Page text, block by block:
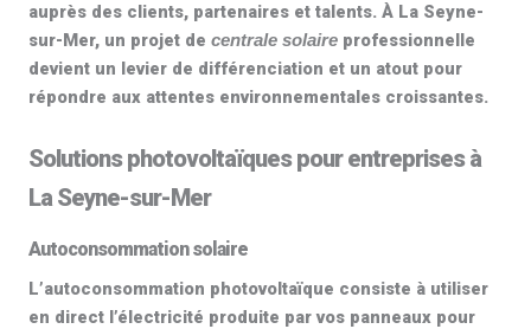
auprès des clients, partenaires et talents. À La Seyne-
sur-Mer, un projet de centrale solaire professionnelle
devient un levier de différenciation et un atout pour
répondre aux attentes environnementales croissantes.
Solutions photovoltaïques pour entreprises à
La Seyne-sur-Mer
Autoconsommation solaire
L’autoconsommation photovoltaïque consiste à utiliser
en direct l’électricité produite par vos panneaux pour